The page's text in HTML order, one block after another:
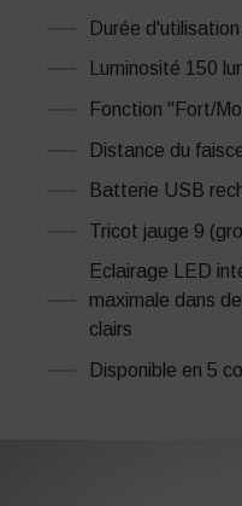
Durée
Luminosité 150
Fonction "Fort/
Distance du
Batterie USB
Tricot jauge 9
Eclairage LED
maximale dans
clairs
Disponible en 5